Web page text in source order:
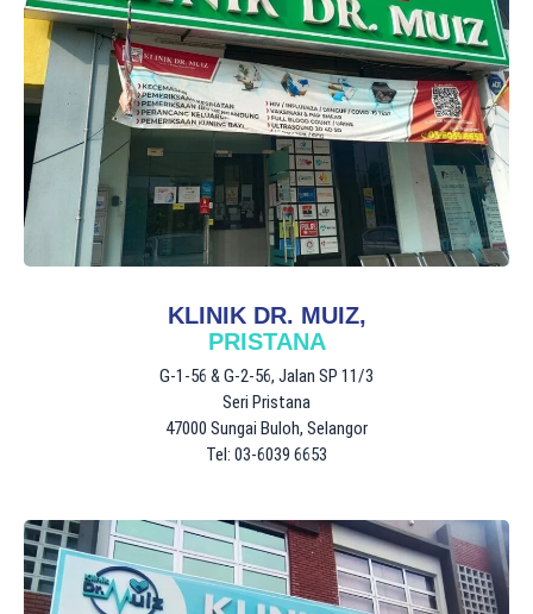
KLINIK DR. MUIZ,
PRISTANA
G-1-56 & G-2-56, Jalan SP 11/3
Seri Pristana
47000 Sungai Buloh, Selangor
Tel: 03-6039 6653